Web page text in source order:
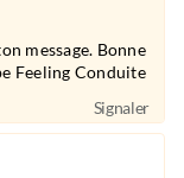
message. Bonne
Feeling Conduite
Signaler